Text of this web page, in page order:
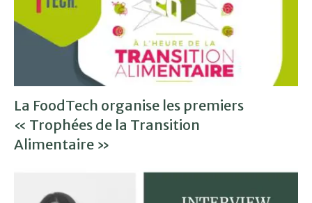
La FoodTech organise les premiers
« Trophées de la Transition
Alimentaire »